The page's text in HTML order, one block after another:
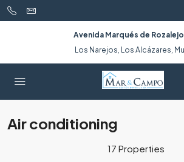
Avenida Marqués de
Los Narejos, Los Alcázares,
Air conditioning
17 Properties